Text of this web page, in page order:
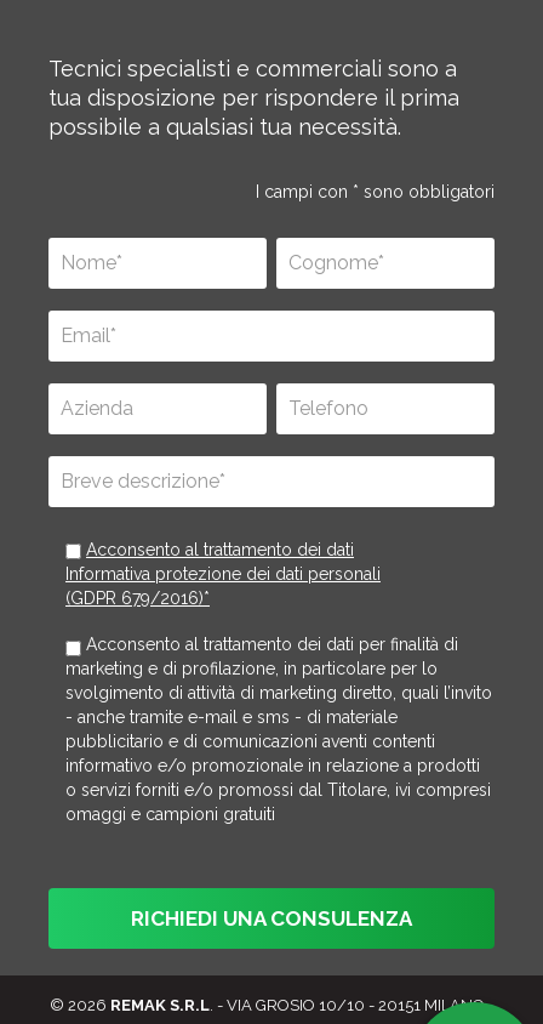
Tecnici specialisti e commerciali sono a
tua disposizione per rispondere il prima
possibile a qualsiasi tua necessità.
I campi con * sono obbligatori
Acconsento al trattamento dei dati
Informativa protezione dei dati personali
(GDPR 679/2016)*
Acconsento al trattamento dei dati per finalità di
marketing e di profilazione, in particolare per lo
svolgimento di attività di marketing diretto, quali l’invito
- anche tramite e-mail e sms - di materiale
pubblicitario e di comunicazioni aventi contenti
informativo e/o promozionale in relazione a prodotti
o servizi forniti e/o promossi dal Titolare, ivi compresi
omaggi e campioni gratuiti
© 2026 REMAK S.R.L. - VIA GROSIO 10/10 - 20151 MILANO -